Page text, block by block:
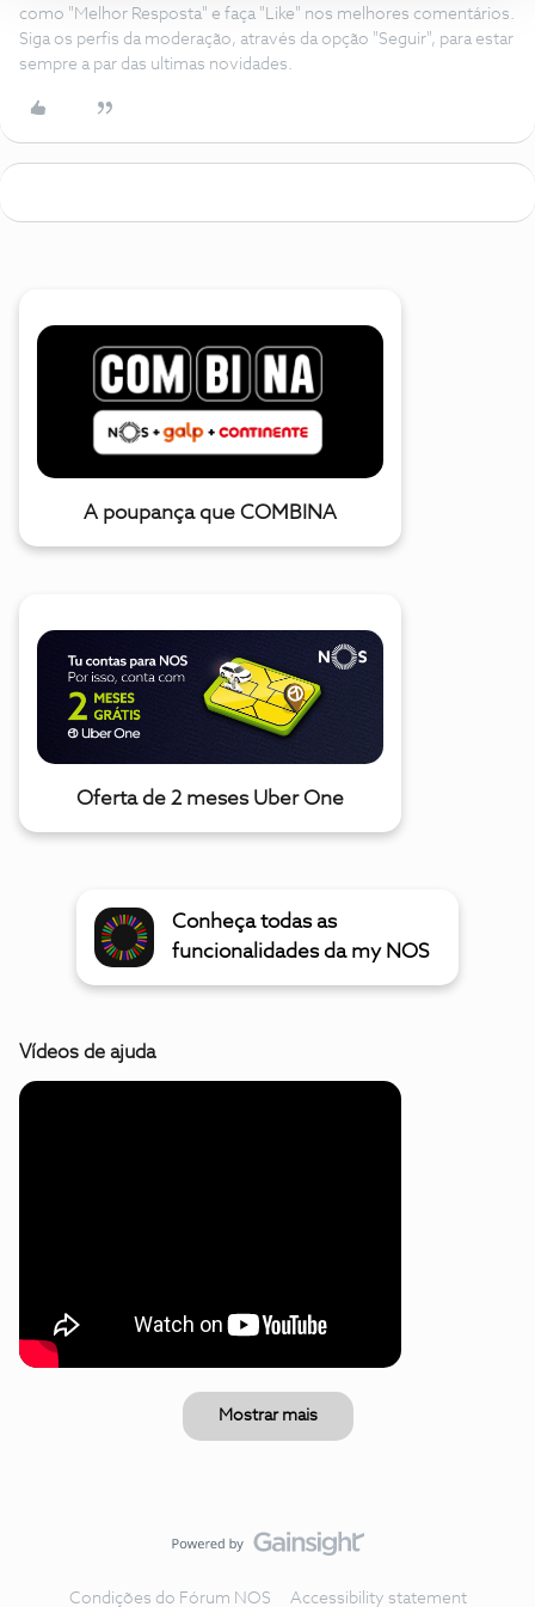
como "Melhor Resposta" e faça "Like" nos melhores comentários.
Siga os perfis da moderação, através da opção "Seguir", para estar
sempre a par das ultimas novidades.
A poupança que COMBINA
Oferta de 2 meses Uber One
Conheça todas as
funcionalidades da my NOS
Vídeos de ajuda
Mostrar mais
Condições do Fórum NOS Accessibility statement